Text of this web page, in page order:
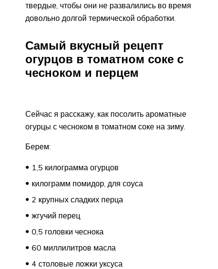
твердые, чтобы они не развалились во время
довольно долгой термической обработки.
Самый вкусный рецепт
огурцов в томатном соке с
чесноком и перцем
Сейчас я расскажу, как посолить ароматные
огурцы с чесноком в томатном соке на зиму.
Берем:
1,5 килограмма огурцов
килограмм помидор, для соуса
2 крупных сладких перца
жгучий перец
0,5 головки чеснока
60 миллилитров масла
4 столовые ложки уксуса